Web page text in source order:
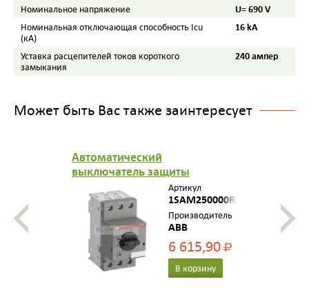
Номинальное напряжение U= 690 V
Номинальная отключающая способность Icu
(кА)
16 kA
Уставка расцепителей токов короткого
замыкания
240 ампер
Может быть Вас также заинтересует
Автоматический
выключатель защиты
двигателя MS116-0,16 , 50 кА с
регулируемой тепловой
защитой 0,10-0,16 ампер .
Артикул
1SAM250000R1001
Производитель
ABB
6 615,90Р
В корзину